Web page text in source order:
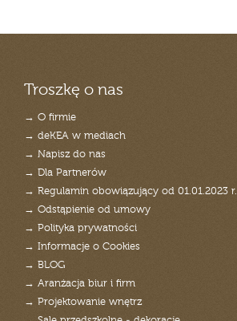
Troszkę o nas
→ O firmie
→ deKEA w mediach
→ Napisz do nas
→ Dla Partnerów
→ Regulamin obowiązujący od 01.01.2023 r.
→ Odstąpienie od umowy
→ Polityka prywatności
→ Informacje o Cookies
→ BLOG
→ Aranżacja biur i firm
→ Projektowanie wnętrz